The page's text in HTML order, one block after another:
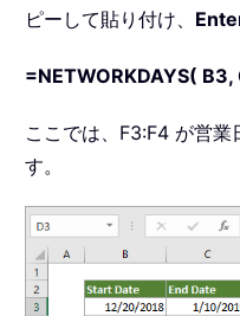
ピーして貼り付け、
=NETWORKDAYS(
ここでは、F3:F4 が営
す。